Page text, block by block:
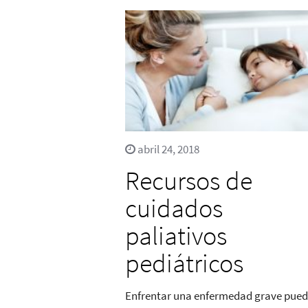
abril 24, 2018
Recursos de
cuidados
paliativos
pediátricos
Enfrentar una enfermedad grave